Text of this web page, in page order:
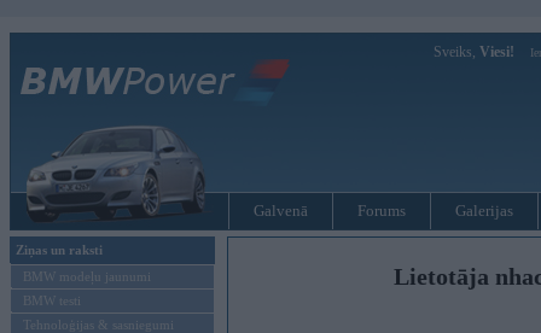
Sveiks, Viesi!
Galvenā Forums Galerijas
Ziņas un raksti
BMW modeļu jaunumi
BMW testi
Tehnoloģijas & sasniegumi
Lietotāja